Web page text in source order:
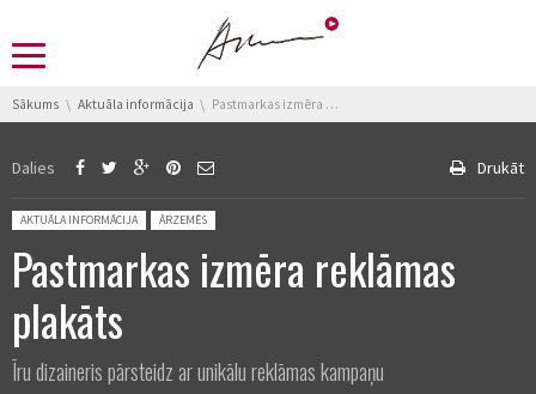
You are here:
Sākums Aktuāla informācija Pastmarkas izmēra reklāmas plakāts
Dalies Drukāt
Posted in:
AKTUĀLA INFORMĀCIJA ĀRZEMĒS
Pastmarkas izmēra reklāmas
plakāts
Īru dizaineris pārsteidz ar unikālu reklāmas kampaņu